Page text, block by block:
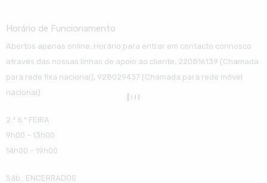
Horário de Funcionamento
Abertos apenas online: Horário para entrar em contacto connosco
através das nossas linhas de apoio ao cliente, 220816139 (Chamada
para rede fixa nacional), 928029437 (Chamada para rede móvel
nacional)
2.ª 6.ª FEIRA
9h00 – 13h00
14h00 – 19h00
Sáb.: ENCERRADOS